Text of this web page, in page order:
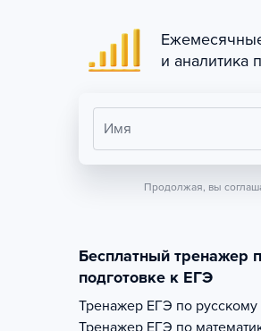
и аналитика
Имя
Продолжая, вы
Бесплатный тренажер
подготовке к ЕГЭ
Тренажер ЕГЭ по русскому
Тренажер ЕГЭ по